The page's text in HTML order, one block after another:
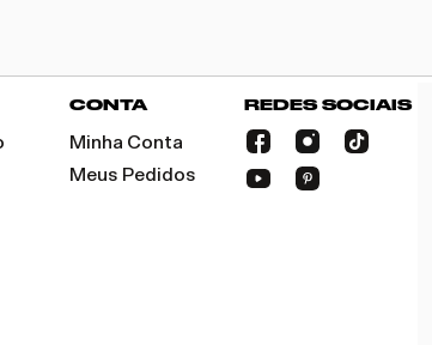
CONTA
Minha Conta
Meus Pedidos
REDES SOCIAIS